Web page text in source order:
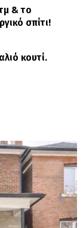
& το
σπίτι!
κουτί.